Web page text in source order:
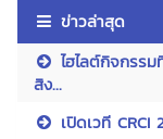
ข่าวล่าสุด
ไฮไลต์กิจกรร
สิง...
เปิดเวที